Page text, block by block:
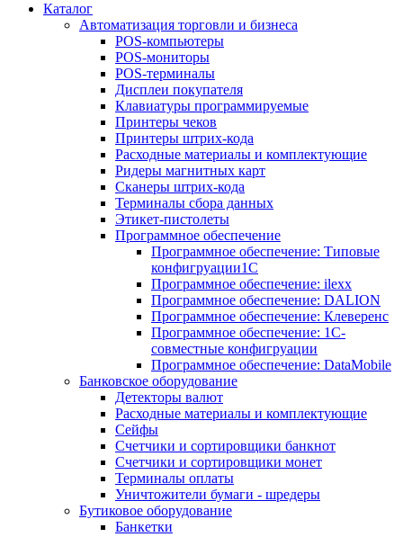
Каталог
Автоматизация торговли и бизнеса
POS-компьютеры
POS-мониторы
POS-терминалы
Дисплеи покупателя
Клавиатуры программируемые
Принтеры чеков
Принтеры штрих-кода
Расходные материалы и комплектующие
Ридеры магнитных карт
Сканеры штрих-кода
Терминалы сбора данных
Этикет-пистолеты
Программное обеспечение
Программное обеспечение: Типовые
конфигруации1С
Программное обеспечение: ilexx
Программное обеспечение: DALION
Программное обеспечение: Клеверенс
Программное обеспечение: 1С-
совместные конфигруации
Программное обеспечение: DataMobile
Банковское оборудование
Детекторы валют
Расходные материалы и комплектующие
Сейфы
Счетчики и сортировщики банкнот
Счетчики и сортировщики монет
Терминалы оплаты
Уничтожители бумаги - шредеры
Бутиковое оборудование
Банкетки